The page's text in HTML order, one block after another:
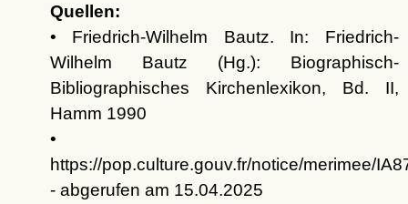
Quellen:
• Friedrich-Wilhelm Bautz. In: Friedrich-
Wilhelm Bautz (Hg.): Biographisch-
Bibliographisches Kirchenlexikon, Bd. II,
Hamm 1990
•
https://pop.culture.gouv.fr/notice/merimee/
- abgerufen am 15.04.2025